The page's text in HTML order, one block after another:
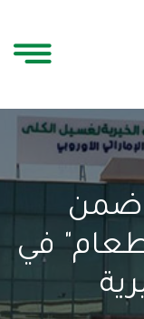
ضمن
في